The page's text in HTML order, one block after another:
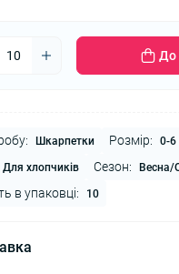
До
Шкарпетки Розмір: 0-6
Для хлопчиків Сезон: Весна/
в упаковці: 10